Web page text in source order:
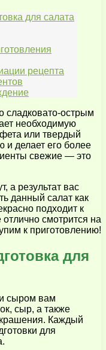
для салата
рецепта
сладковато-острым
необходимую
или твердый
и делает его более
свежие — это
а результат вас
данный салат как
подходит к
смотрится на
к приготовлению!
для
сыром вам
сыр, а также
Каждый
для